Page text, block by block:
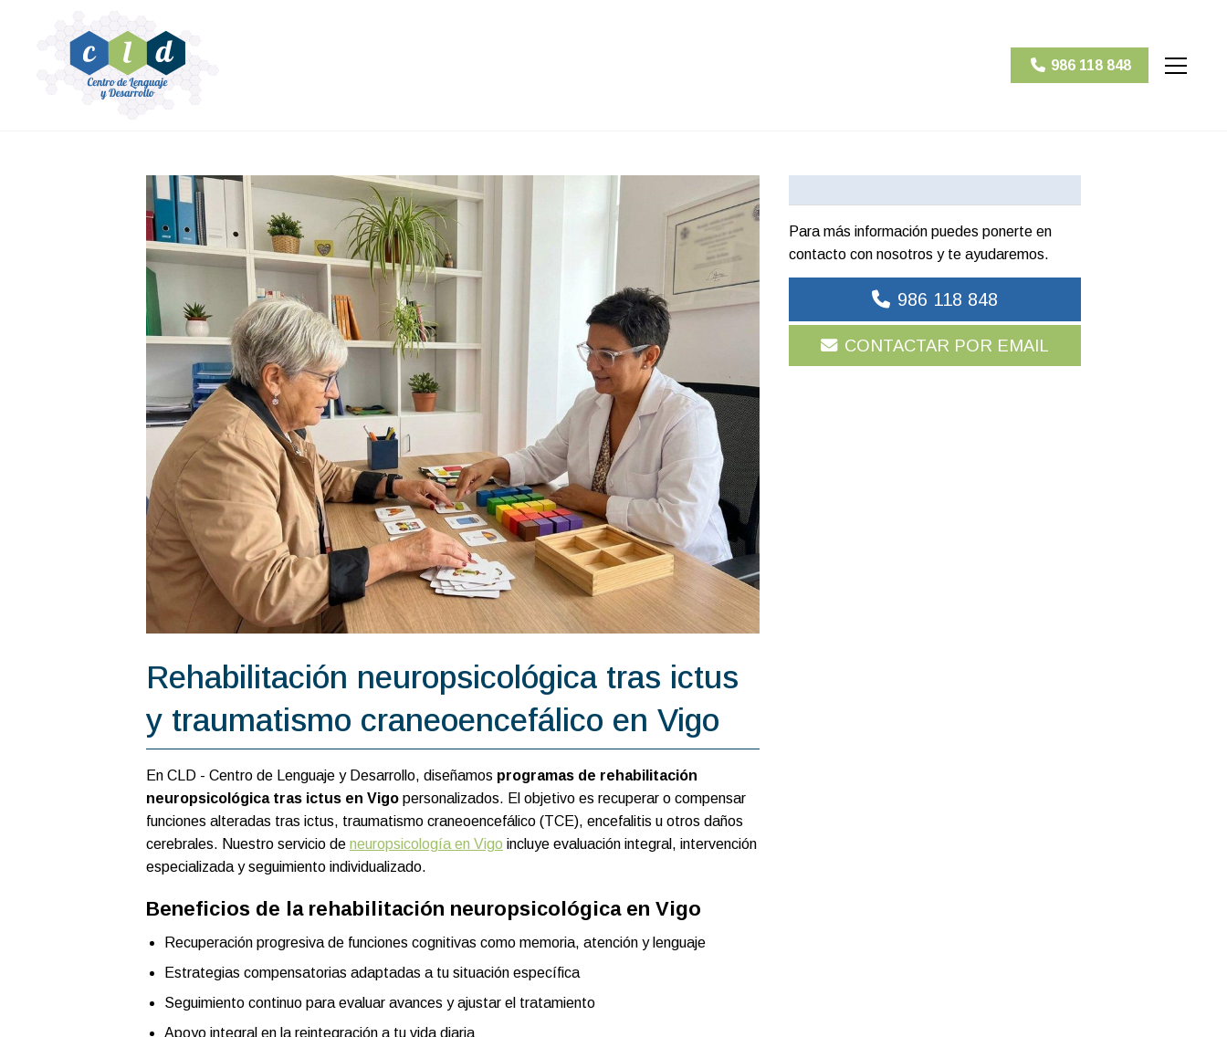
986 118 848
Rehabilitación neuropsicológica tras ictus
y traumatismo craneoencefálico en Vigo
Para más información puedes ponerte en
contacto con nosotros y te ayudaremos.
986 118 848
CONTACTAR POR EMAIL
En CLD - Centro de Lenguaje y Desarrollo, diseñamos programas de rehabilitación
neuropsicológica tras ictus en Vigo personalizados. El objetivo es recuperar o compensar
funciones alteradas tras ictus, traumatismo craneoencefálico (TCE), encefalitis u otros daños
cerebrales. Nuestro servicio de neuropsicología en Vigo incluye evaluación integral, intervención
especializada y seguimiento individualizado.
Beneficios de la rehabilitación neuropsicológica en Vigo
Recuperación progresiva de funciones cognitivas como memoria, atención y lenguaje
Estrategias compensatorias adaptadas a tu situación específica
Seguimiento continuo para evaluar avances y ajustar el tratamiento
Apoyo integral en la reintegración a tu vida diaria